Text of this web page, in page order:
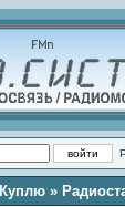
Куплю »